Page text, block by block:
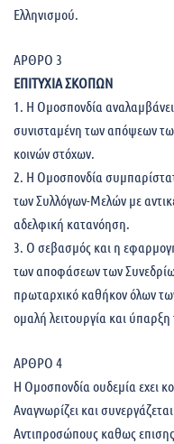
Ελληνισμού.
ΑΡΘΡΟ 3
ΕΠΙΤΥΧΙΑ ΣΚΟΠΩΝ
1. Η Ομοσπονδία
συνισταμένη των απόψεων
κοινών στόχων.
2. Η Ομοσπονδία
των Συλλόγων-Mελών με
αδελφική κατανόηση.
3. Ο σεβασμός και η
των αποφάσεων των
πρωταρχικό καθήκον όλων
ομαλή λειτουργία και
ΑΡΘΡΟ 4
Η Ομοσπονδία ουδεμία εχει
Αναγνωρίζει και
Αντιπροσώπους καθως επισης